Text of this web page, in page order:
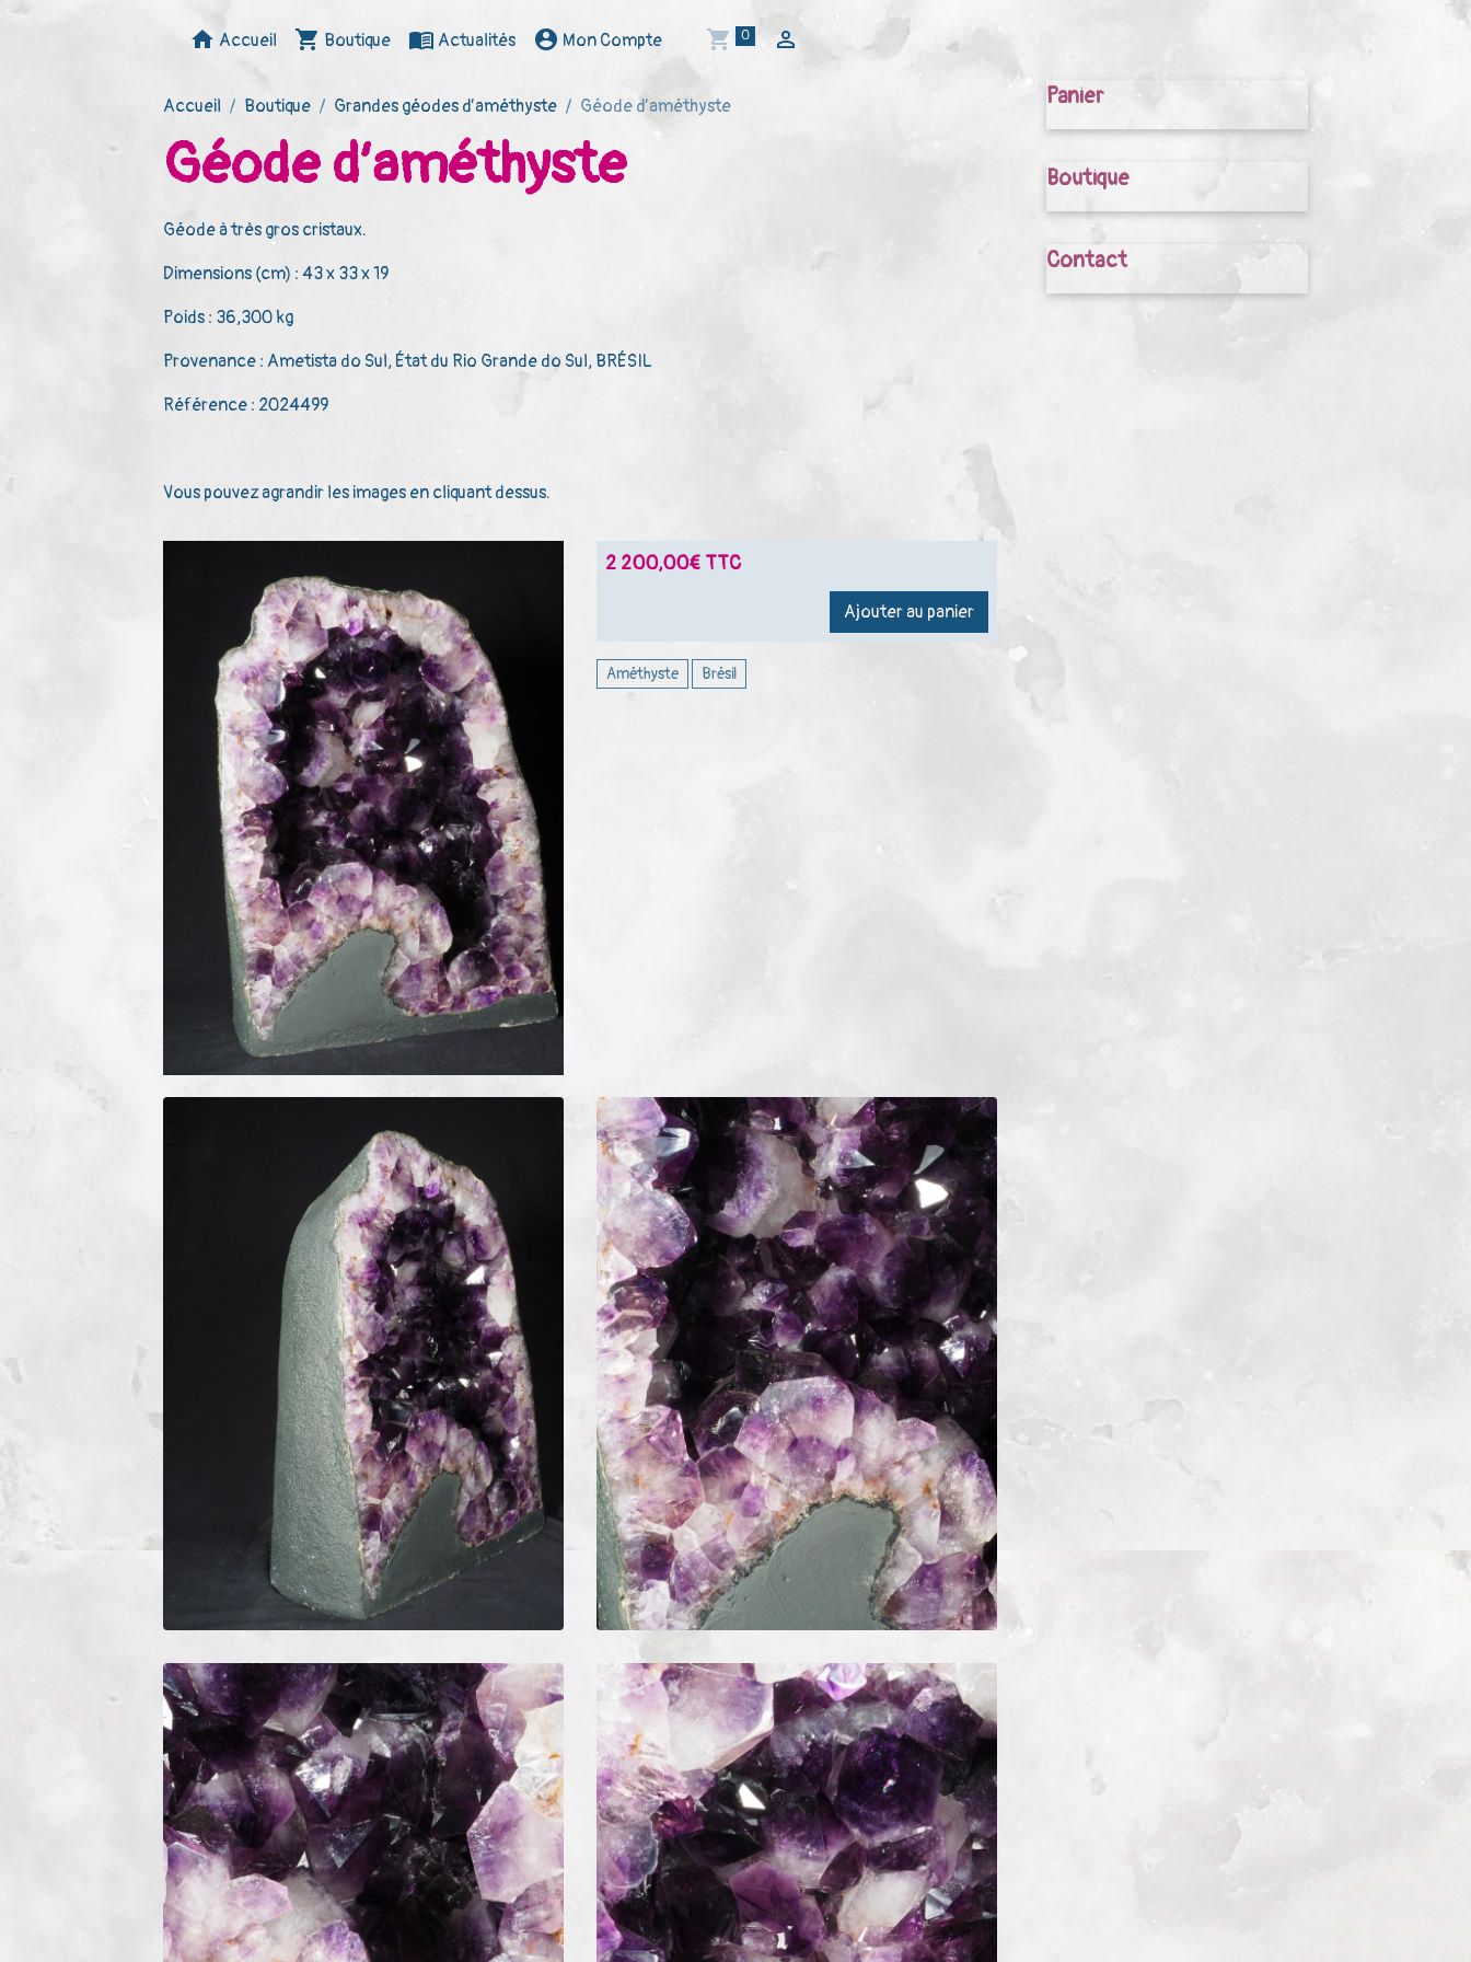
Accueil Boutique Actualités Mon Compte 0
Accueil Boutique Grandes géodes d’améthyste Géode d’améthyste
Géode d’améthyste
Géode à très gros cristaux.
Dimensions (cm) : 43 x 33 x 19
Poids : 36,300 kg
Provenance : Ametista do Sul, État du Rio Grande do Sul, BRÉSIL
Référence : 2024499
Vous pouvez agrandir les images en cliquant dessus.
2 200,00€ TTC
Ajouter au panier
Améthyste Brésil
Panier
Boutique
Contact